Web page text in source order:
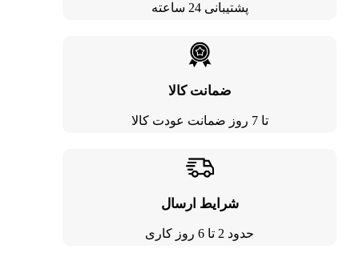
پشتیبانی 24 ساعته
ضمانت کالا
تا 7 روز ضمانت عودت کالا
شرایط ارسال
حدود 2 تا 6 روز کاری